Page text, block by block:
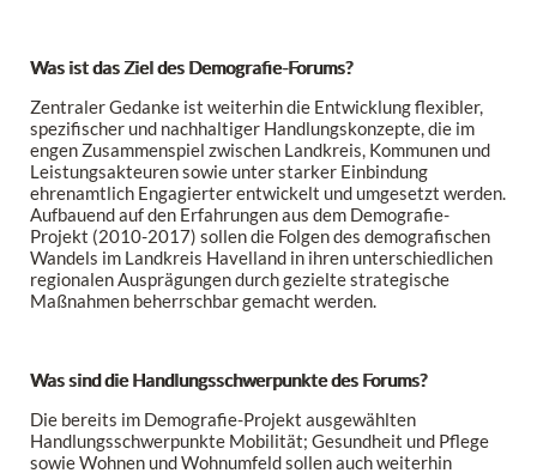
Was ist das Ziel des Demografie-Forums?
Zentraler Gedanke ist weiterhin die Entwicklung flexibler,
spezifischer und nachhaltiger Handlungskonzepte, die im
engen Zusammenspiel zwischen Landkreis, Kommunen und
Leistungsakteuren sowie unter starker Einbindung
ehrenamtlich Engagierter entwickelt und umgesetzt werden.
Aufbauend auf den Erfahrungen aus dem Demografie-
Projekt (2010-2017) sollen die Folgen des demografischen
Wandels im Landkreis Havelland in ihren unterschiedlichen
regionalen Ausprägungen durch gezielte strategische
Maßnahmen beherrschbar gemacht werden.
Was sind die Handlungsschwerpunkte des Forums?
Die bereits im Demografie-Projekt ausgewählten
Handlungsschwerpunkte Mobilität; Gesundheit und Pflege
sowie Wohnen und Wohnumfeld sollen auch weiterhin